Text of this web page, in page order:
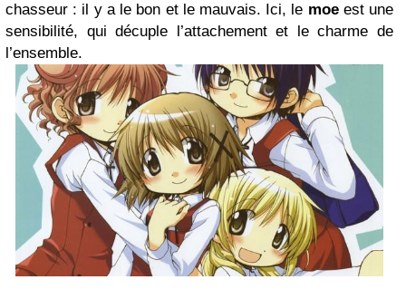
chasseur : il y a le bon et le mauvais. Ici, le moeest une
sensibilité, qui décuple l’attachement et le charme de
l’ensemble.